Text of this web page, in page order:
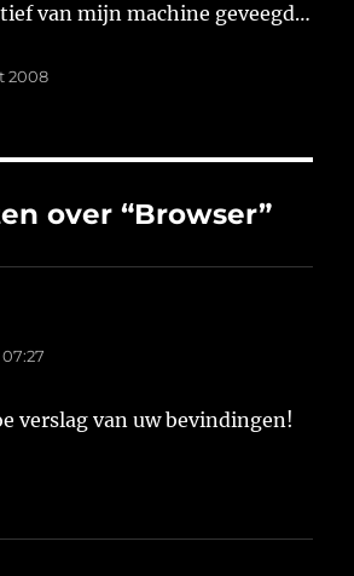
van mijn machine geveegd…
2008
over “Browser”
verslag van uw bevindingen!